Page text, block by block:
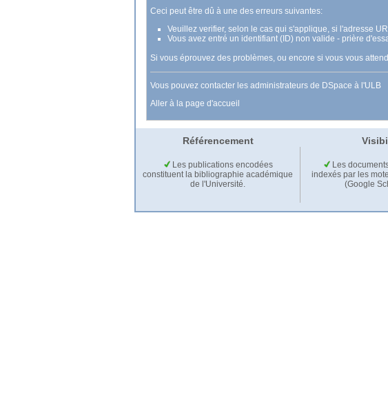
Ceci peut être dû à une des erreurs suivantes:
Veuillez verifier, selon le cas qui s'applique, si l'adresse
Vous avez entré un identifiant (ID) non valide - prière
Si vous éprouvez des problèmes, ou encore si vous vous
Vous pouvez contacter les administrateurs de DSpace à l'ULB
Aller à la page d'accueil
Référencement
Les publications encodées
constituent la bibliographie académique
de l'Université.
Les
indexés par les
(Google